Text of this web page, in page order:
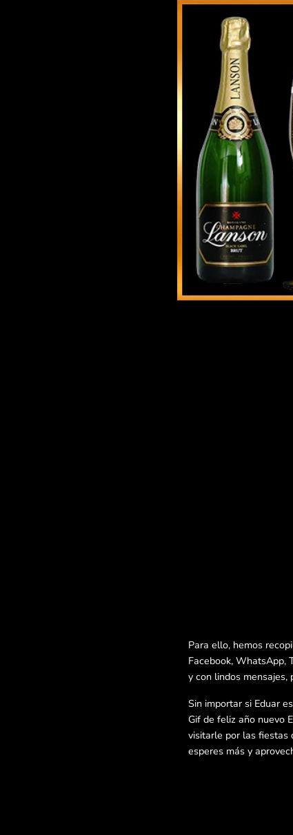
Para ello, hemos
Facebook, WhatsApp,
y con lindos
Sin importar si Eduar
Gif de feliz año nuevo
visitarle por las fiestas
esperes más y